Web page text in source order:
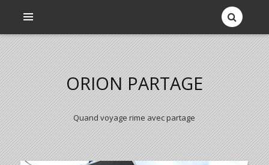
ORION PARTAGE
Quand voyage rime avec partage